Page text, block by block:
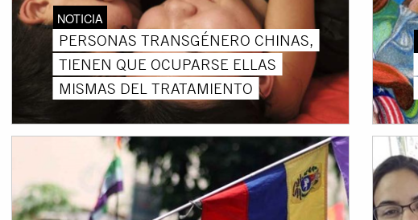
NOTICIA
PERSONAS TRANSGÉNERO CHINAS,
TIENEN QUE OCUPARSE ELLAS
MISMAS DEL TRATAMIENTO